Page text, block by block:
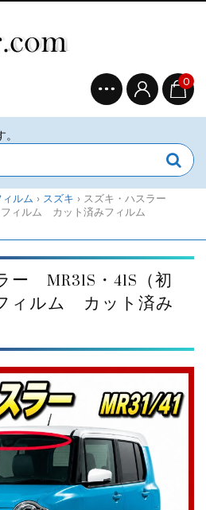
0
ルム › スズキ › スズキ・ハスラー
ィルム カット済みフィルム
MR31S・41S（初
ィルム カット済み